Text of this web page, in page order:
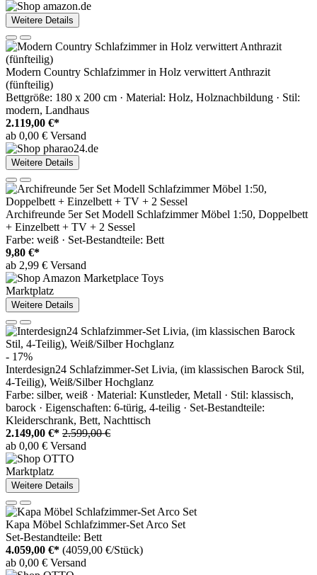
Weitere Details
Modern Country Schlafzimmer in Holz verwittert Anthrazit
(fünfteilig)
Bettgröße: 180 x 200 cm · Material: Holz, Holznachbildung · Stil:
modern, Landhaus
2.119,00 €*
ab 0,00 € Versand
Weitere Details
Archifreunde 5er Set Modell Schlafzimmer Möbel 1:50, Doppelbett
+ Einzelbett + TV + 2 Sessel
Farbe: weiß · Set-Bestandteile: Bett
9,80 €*
ab 2,99 € Versand
Marktplatz
Weitere Details
- 17%
Interdesign24 Schlafzimmer-Set Livia, (im klassischen Barock Stil,
4-Teilig), Weiß/Silber Hochglanz
Farbe: silber, weiß · Material: Kunstleder, Metall · Stil: klassisch,
barock · Eigenschaften: 6-türig, 4-teilig · Set-Bestandteile:
Kleiderschrank, Bett, Nachttisch
2.149,00 €* 2.599,00 €
ab 0,00 € Versand
Marktplatz
Weitere Details
Kapa Möbel Schlafzimmer-Set Arco Set
Set-Bestandteile: Bett
4.059,00 €* (4059,00 €/Stück)
ab 0,00 € Versand